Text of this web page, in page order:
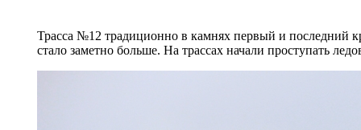
Трасса №12 традиционно в камнях первый и последний
стало заметно больше. На трассах начали проступать